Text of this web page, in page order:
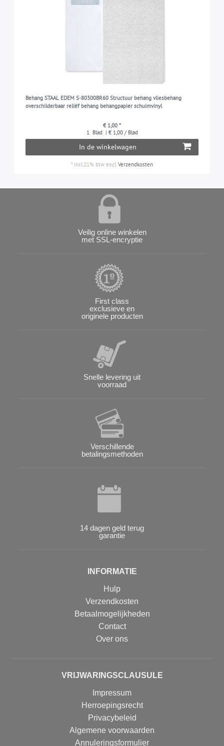
Behang STAAL EDEM S-80300BR60 Structuur behang vliesbehang
overschilderbaar reliëf behang behangpapier schuimvinyl
€ 1,00 *
1 Blad | € 1,00 / Blad
In de winkelwagen
* incl.21% btw excl.Verzendkosten
Veilig online winkelen
met SSL-encryptie
First class
exclusieve en
originele producten
Snelle levering uit
voorraad
Verschillende
betalingsmethoden
14 dagen geld terug
garantie
INFORMATIE
Hulp
Verzendkosten
Betaalmogelijkheden
Contact
Over ons
VRIJWARINGSCLAUSULE
Impressum
Herroepingsrecht
Privacybeleid
Algemene voorwaarden
Annuleringsformulier